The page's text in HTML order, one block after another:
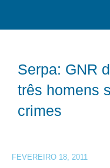
Serpa: GNR
três homens
crimes
FEVEREIRO 18, 2011